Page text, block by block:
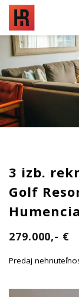
3 izb.
Golf
279.000,- €
Predaj